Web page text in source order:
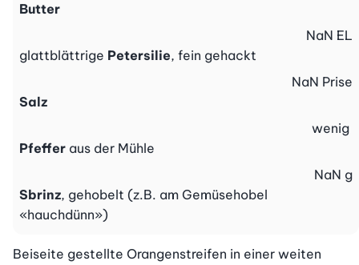
Butter
glattblättrige Petersilie, fein gehackt
NaN EL
Salz
NaN Prise
Pfeffer aus der Mühle
wenig
Sbrinz, gehobelt (z.B. am Gemüsehobel
«hauchdünn»)
NaN g
Beiseite gestellte Orangenstreifen in einer weiten